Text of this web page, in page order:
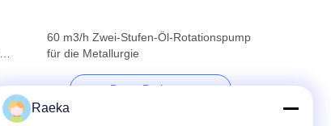
60 m3/h Zwei-Stufen-Öl-Rotationspump
für die Metallurgie
Beste Preis
Raeka